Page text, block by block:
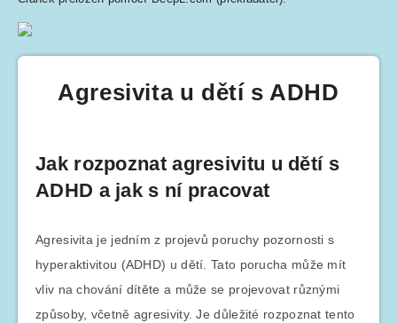
Agresivita u dětí s ADHD
Jak rozpoznat agresivitu u dětí s
ADHD a jak s ní pracovat
Agresivita je jedním z projevů poruchy pozornosti s
hyperaktivitou (ADHD) u dětí. Tato porucha může mít
vliv na chování dítěte a může se projevovat různými
způsoby, včetně agresivity. Je důležité rozpoznat tento